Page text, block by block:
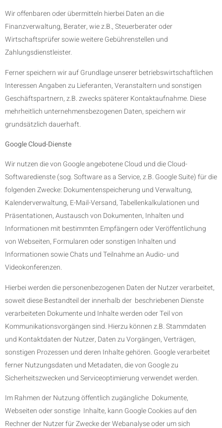
Wir offenbaren oder übermitteln hierbei Daten an die
Finanzverwaltung, Berater, wie z.B., Steuerberater oder
Wirtschaftsprüfer sowie weitere Gebührenstellen und
Zahlungsdienstleister.
Ferner speichern wir auf Grundlage unserer betriebswirtschaftlichen
Interessen Angaben zu Lieferanten, Veranstaltern und sonstigen
Geschäftspartnern, z.B. zwecks späterer Kontaktaufnahme. Diese
mehrheitlich unternehmensbezogenen Daten, speichern wir
grundsätzlich dauerhaft.
Google Cloud-Dienste
Wir nutzen die von Google angebotene Cloud und die Cloud-
Softwaredienste (sog. Software as a Service, z.B. Google Suite) für die
folgenden Zwecke: Dokumentenspeicherung und Verwaltung,
Kalenderverwaltung, E-Mail-Versand, Tabellenkalkulationen und
Präsentationen, Austausch von Dokumenten, Inhalten und
Informationen mit bestimmten Empfängern oder Veröffentlichung
von Webseiten, Formularen oder sonstigen Inhalten und
Informationen sowie Chats und Teilnahme an Audio- und
Videokonferenzen.
Hierbei werden die personenbezogenen Daten der Nutzer verarbeitet,
soweit diese Bestandteil der innerhalb der beschriebenen Dienste
verarbeiteten Dokumente und Inhalte werden oder Teil von
Kommunikationsvorgängen sind. Hierzu können z.B. Stammdaten
und Kontaktdaten der Nutzer, Daten zu Vorgängen, Verträgen,
sonstigen Prozessen und deren Inhalte gehören. Google verarbeitet
ferner Nutzungsdaten und Metadaten, die von Google zu
Sicherheitszwecken und Serviceoptimierung verwendet werden.
Im Rahmen der Nutzung öffentlich zugängliche Dokumente,
Webseiten oder sonstige Inhalte, kann Google Cookies auf den
Rechner der Nutzer für Zwecke der Webanalyse oder um sich